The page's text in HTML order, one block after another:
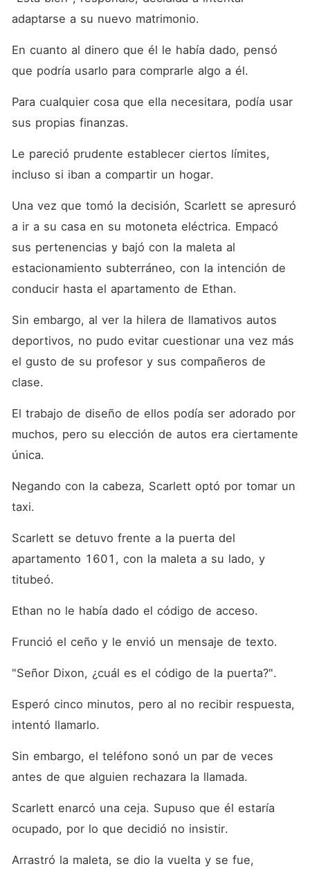
adaptarse a su nuevo matrimonio.
En cuanto al dinero que él le había dado, pensó
que podría usarlo para comprarle algo a él.
Para cualquier cosa que ella necesitara, podía usar
sus propias finanzas.
Le pareció prudente establecer ciertos límites,
incluso si iban a compartir un hogar.
Una vez que tomó la decisión, Scarlett se apresuró
a ir a su casa en su motoneta eléctrica. Empacó
sus pertenencias y bajó con la maleta al
estacionamiento subterráneo, con la intención de
conducir hasta el apartamento de Ethan.
Sin embargo, al ver la hilera de llamativos autos
deportivos, no pudo evitar cuestionar una vez más
el gusto de su profesor y sus compañeros de
clase.
El trabajo de diseño de ellos podía ser adorado por
muchos, pero su elección de autos era ciertamente
única.
Negando con la cabeza, Scarlett optó por tomar un
taxi.
Scarlett se detuvo frente a la puerta del
apartamento 1601, con la maleta a su lado, y
titubeó.
Ethan no le había dado el código de acceso.
Frunció el ceño y le envió un mensaje de texto.
"Señor Dixon, ¿cuál es el código de la puerta?".
Esperó cinco minutos, pero al no recibir respuesta,
intentó llamarlo.
Sin embargo, el teléfono sonó un par de veces
antes de que alguien rechazara la llamada.
Scarlett enarcó una ceja. Supuso que él estaría
ocupado, por lo que decidió no insistir.
Arrastró la maleta, se dio la vuelta y se fue,